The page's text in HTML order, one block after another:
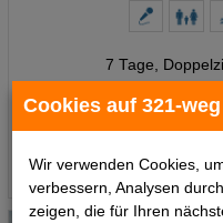
Cookies auf 321-weg
Wir verwenden Cookies,
verbessern, Analysen
zeigen, die für Ihren
7 Tage,